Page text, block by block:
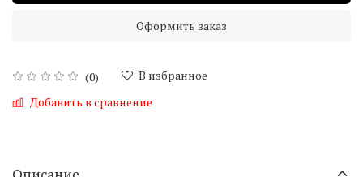
(0)
В избранное
Добавить в сравнение
Оформить заказ